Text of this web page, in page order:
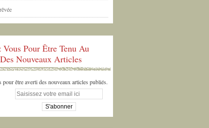
Vous Pour Être Tenu Au
Nouveaux Articles
pour être averti des nouveaux articles publiés.